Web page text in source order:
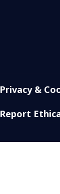
Privacy &
Report